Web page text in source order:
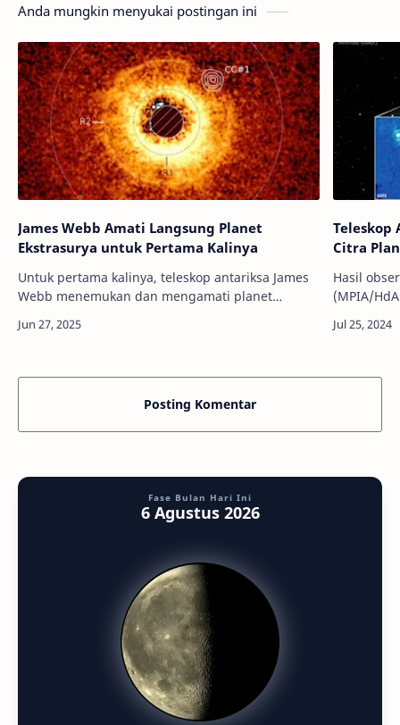
Anda mungkin menyukai postingan ini
James Webb Amati Langsung Planet
Ekstrasurya untuk Pertama Kalinya
Untuk pertama kalinya, teleskop antariksa James
Webb menemukan dan mengamati planet
Kredit: JWST/ESO/LagrangeInfoAstronomy
Teleskop
Citra
Hasil
(MPIA/
massa
Posting Komentar
Fase Bulan Hari Ini
6 Agustus 2026